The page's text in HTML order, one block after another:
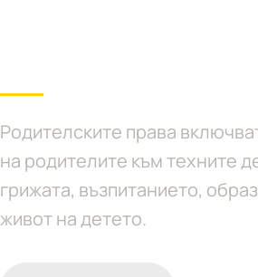
Родителските права
на родителите към техните
грижата, възпитанието,
живот на детето.